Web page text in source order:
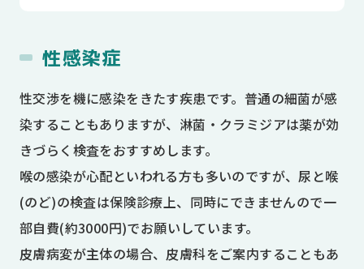
性感染症
性交渉を機に感染をきたす疾患です。普通の細菌が感
染することもありますが、淋菌・クラミジアは薬が効
きづらく検査をおすすめします。
喉の感染が心配といわれる方も多いのですが、尿と喉
(のど)の検査は保険診療上、同時にできませんので一
部自費(約3000円)でお願いしています。
皮膚病変が主体の場合、皮膚科をご案内することもあ